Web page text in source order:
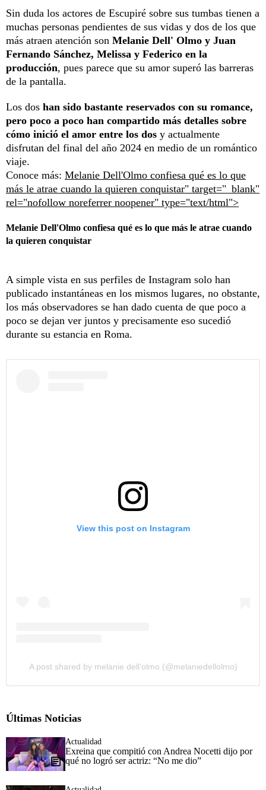
Sin duda los actores de Escupiré sobre sus tumbas tienen a
muchas personas pendientes de sus vidas y dos de los que
más atraen atención son Melanie Dell' Olmo y Juan
Fernando Sánchez, Melissa y Federico en la
producción, pues parece que su amor superó las barreras
de la pantalla.
Los dos han sido bastante reservados con su romance,
pero poco a poco han compartido más detalles sobre
cómo inició el amor entre los dos y actualmente
disfrutan del final del año 2024 en medio de un romántico
viaje.
Conoce más: Melanie Dell'Olmo confiesa qué es lo que
más le atrae cuando la quieren conquistar" target="_blank"
rel="nofollow noreferrer noopener" type="text/html">
Melanie Dell'Olmo confiesa qué es lo que más le atrae cuando
la quieren conquistar
A simple vista en sus perfiles de Instagram solo han
publicado instantáneas en los mismos lugares, no obstante,
los más observadores se han dado cuenta de que poco a
poco se dejan ver juntos y precisamente eso sucedió
durante su estancia en Roma.
View this post on Instagram
A post shared by melanie dell’olmo (@melaniedellolmo)
Últimas Noticias
Actualidad
Exreina que compitió con Andrea Nocetti dijo por
qué no logró ser actriz: “No me dio”